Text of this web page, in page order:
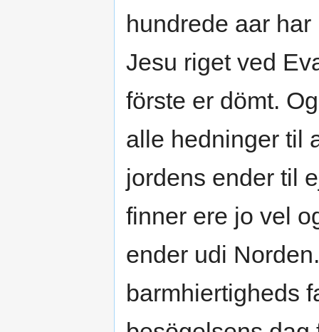
hundrede aar
Jesu riget ved
förste er dömt.
alle hedninger til
jordens ender til
finner ere jo vel
ender udi
barmhiertigheds